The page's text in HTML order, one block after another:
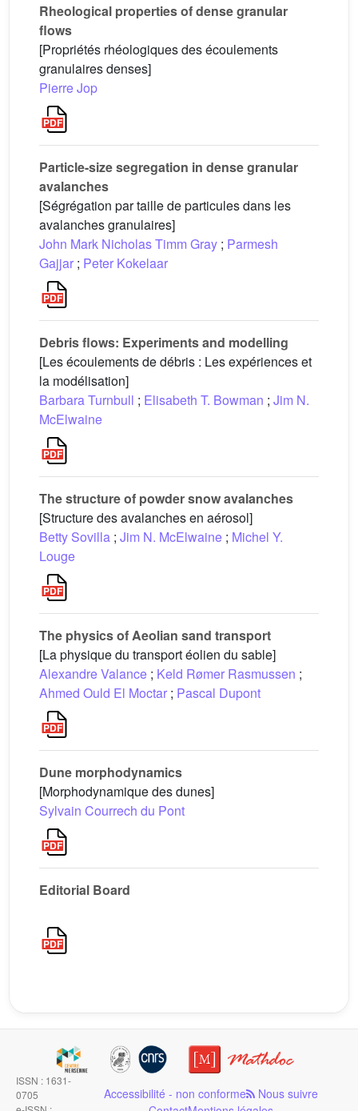
Rheological properties of dense granular
flows
[Propriétés rhéologiques des écoulements
granulaires denses]
Pierre Jop
Particle-size segregation in dense granular
avalanches
[Ségrégation par taille de particules dans les
avalanches granulaires]
John Mark Nicholas Timm Gray ; Parmesh
Gajjar ; Peter Kokelaar
Debris flows: Experiments and modelling
[Les écoulements de débris : Les expériences et
la modélisation]
Barbara Turnbull ; Elisabeth T. Bowman ; Jim N.
McElwaine
The structure of powder snow avalanches
[Structure des avalanches en aérosol]
Betty Sovilla ; Jim N. McElwaine ; Michel Y.
Louge
The physics of Aeolian sand transport
[La physique du transport éolien du sable]
Alexandre Valance ; Keld Rømer Rasmussen ;
Ahmed Ould El Moctar ; Pascal Dupont
Dune morphodynamics
[Morphodynamique des dunes]
Sylvain Courrech du Pont
Editorial Board
ISSN : 1631-
0705
Accessibilité - non conforme Nous suivre